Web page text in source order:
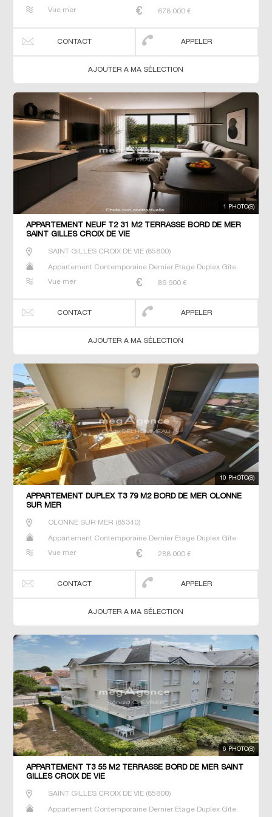
T3 T4 Villa
Vue mer 678 000 €
CONTACT APPELER
AJOUTER A MA SÉLECTION
1 PHOTO(S)
APPARTEMENT NEUF T2 31 M2 TERRASSE BORD DE MER
SAINT GILLES CROIX DE VIE
SAINT GILLES CROIX DE VIE(85800)
Appartement Contemporaine Dernier Etage Duplex Gîte
T3 T4 Villa
Vue mer 89 900 €
CONTACT APPELER
AJOUTER A MA SÉLECTION
10 PHOTO(S)
APPARTEMENT DUPLEX T3 79 M2 BORD DE MER OLONNE
SUR MER
OLONNE SUR MER (85340)
Appartement Contemporaine Dernier Etage Duplex Gîte
T3 T4 Villa
Vue mer 288 000 €
CONTACT APPELER
AJOUTER A MA SÉLECTION
6 PHOTO(S)
APPARTEMENT T3 55 M2 TERRASSE BORD DE MER SAINT
GILLES CROIX DE VIE
SAINT GILLES CROIX DE VIE(85800)
Appartement Contemporaine Dernier Etage Duplex Gîte